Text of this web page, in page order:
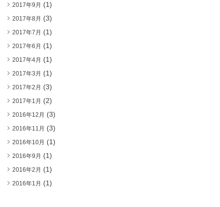
2017年9月 (1)
2017年8月 (3)
2017年7月 (1)
2017年6月 (1)
2017年4月 (1)
2017年3月 (1)
2017年2月 (3)
2017年1月 (2)
2016年12月 (3)
2016年11月 (3)
2016年10月 (1)
2016年9月 (1)
2016年2月 (1)
2016年1月 (1)